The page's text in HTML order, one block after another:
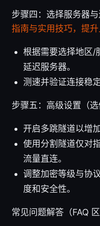
步骤四：选择服务器
指南与实用技巧，提
根据需要选择地区/
延迟服务器。
测速并验证连接稳
步骤五：高级设置（选
开启多跳隧道以增
使用分割隧道仅对
流量直连。
调整加密等级与协
度和安全性。
常见问题解答（FAQ 区